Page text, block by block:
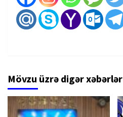
Mövzu üzrə digər xəbərlər